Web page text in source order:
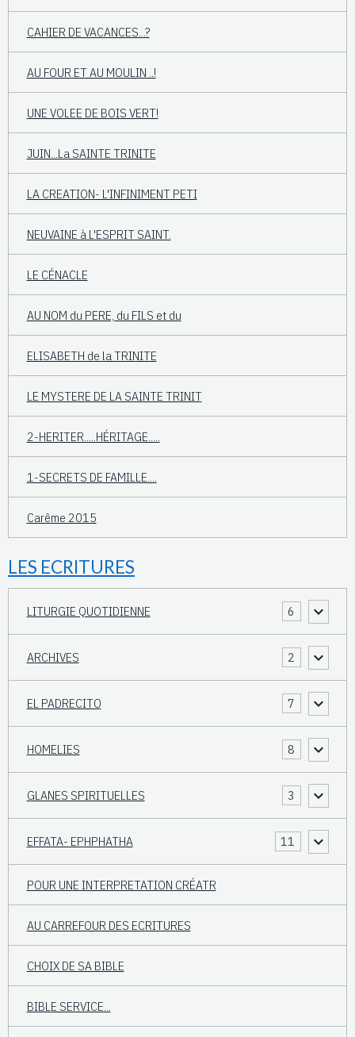
CAHIER DE VACANCES...?
AU FOUR ET AU MOULIN ..!
UNE VOLEE DE BOIS VERT!
JUIN...La SAINTE TRINITE
LA CREATION- L'INFINIMENT PETI
NEUVAINE à L'ESPRIT SAINT.
LE CÉNACLE
AU NOM du PERE, du FILS et du
ELISABETH de la TRINITE
LE MYSTERE DE LA SAINTE TRINIT
2-HERITER.....HÉRITAGE.....
1-SECRETS DE FAMILLE....
Carême 2015
LES ECRITURES
LITURGIE QUOTIDIENNE 6
ARCHIVES 2
EL PADRECITO 7
HOMELIES 8
GLANES SPIRITUELLES 3
EFFATA- EPHPHATHA 11
POUR UNE INTERPRETATION CRÉATR
AU CARREFOUR DES ECRITURES
CHOIX DE SA BIBLE
BIBLE SERVICE...